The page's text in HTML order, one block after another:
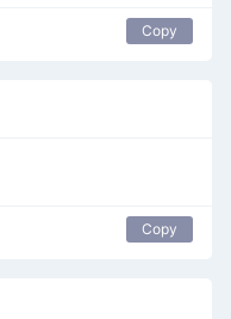
Copy
Copy